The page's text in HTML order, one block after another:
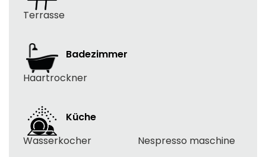
Terrasse
Badezimmer
Haartrockner
Küche
Wasserkocher
Nespresso maschine